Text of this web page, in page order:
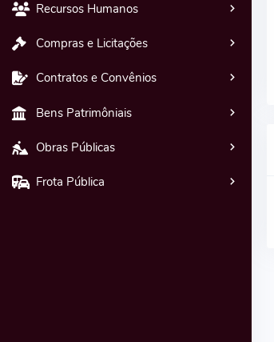
Recursos Humanos
Compras e Licitações
Contratos e Convênios
Bens Patrimôniais
Obras Públicas
Frota Pública